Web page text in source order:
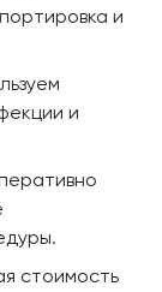
и
и
стоимость